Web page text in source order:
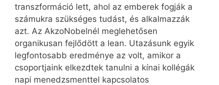
transzformáció lett, ahol az emberek fogják a
számukra szükséges tudást, és alkalmazzák
azt. Az AkzoNobelnél meglehetősen
organikusan fejlődött a lean. Utazásunk egyik
legfontosabb eredménye az volt, amikor a
csoportjaink elkezdtek tanulni a kínai kollégák
napi menedzsmenttel kapcsolatos